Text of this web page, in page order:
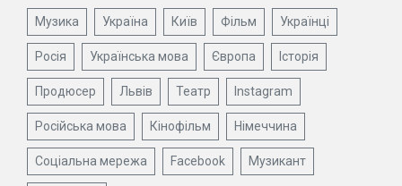
Музика Україна Київ Фільм Українці
Росія Українська мова Європа Історія
Продюсер Львів Театр Instagram
Російська мова Кінофільм Німеччина
Соціальна мережа Facebook Музикант